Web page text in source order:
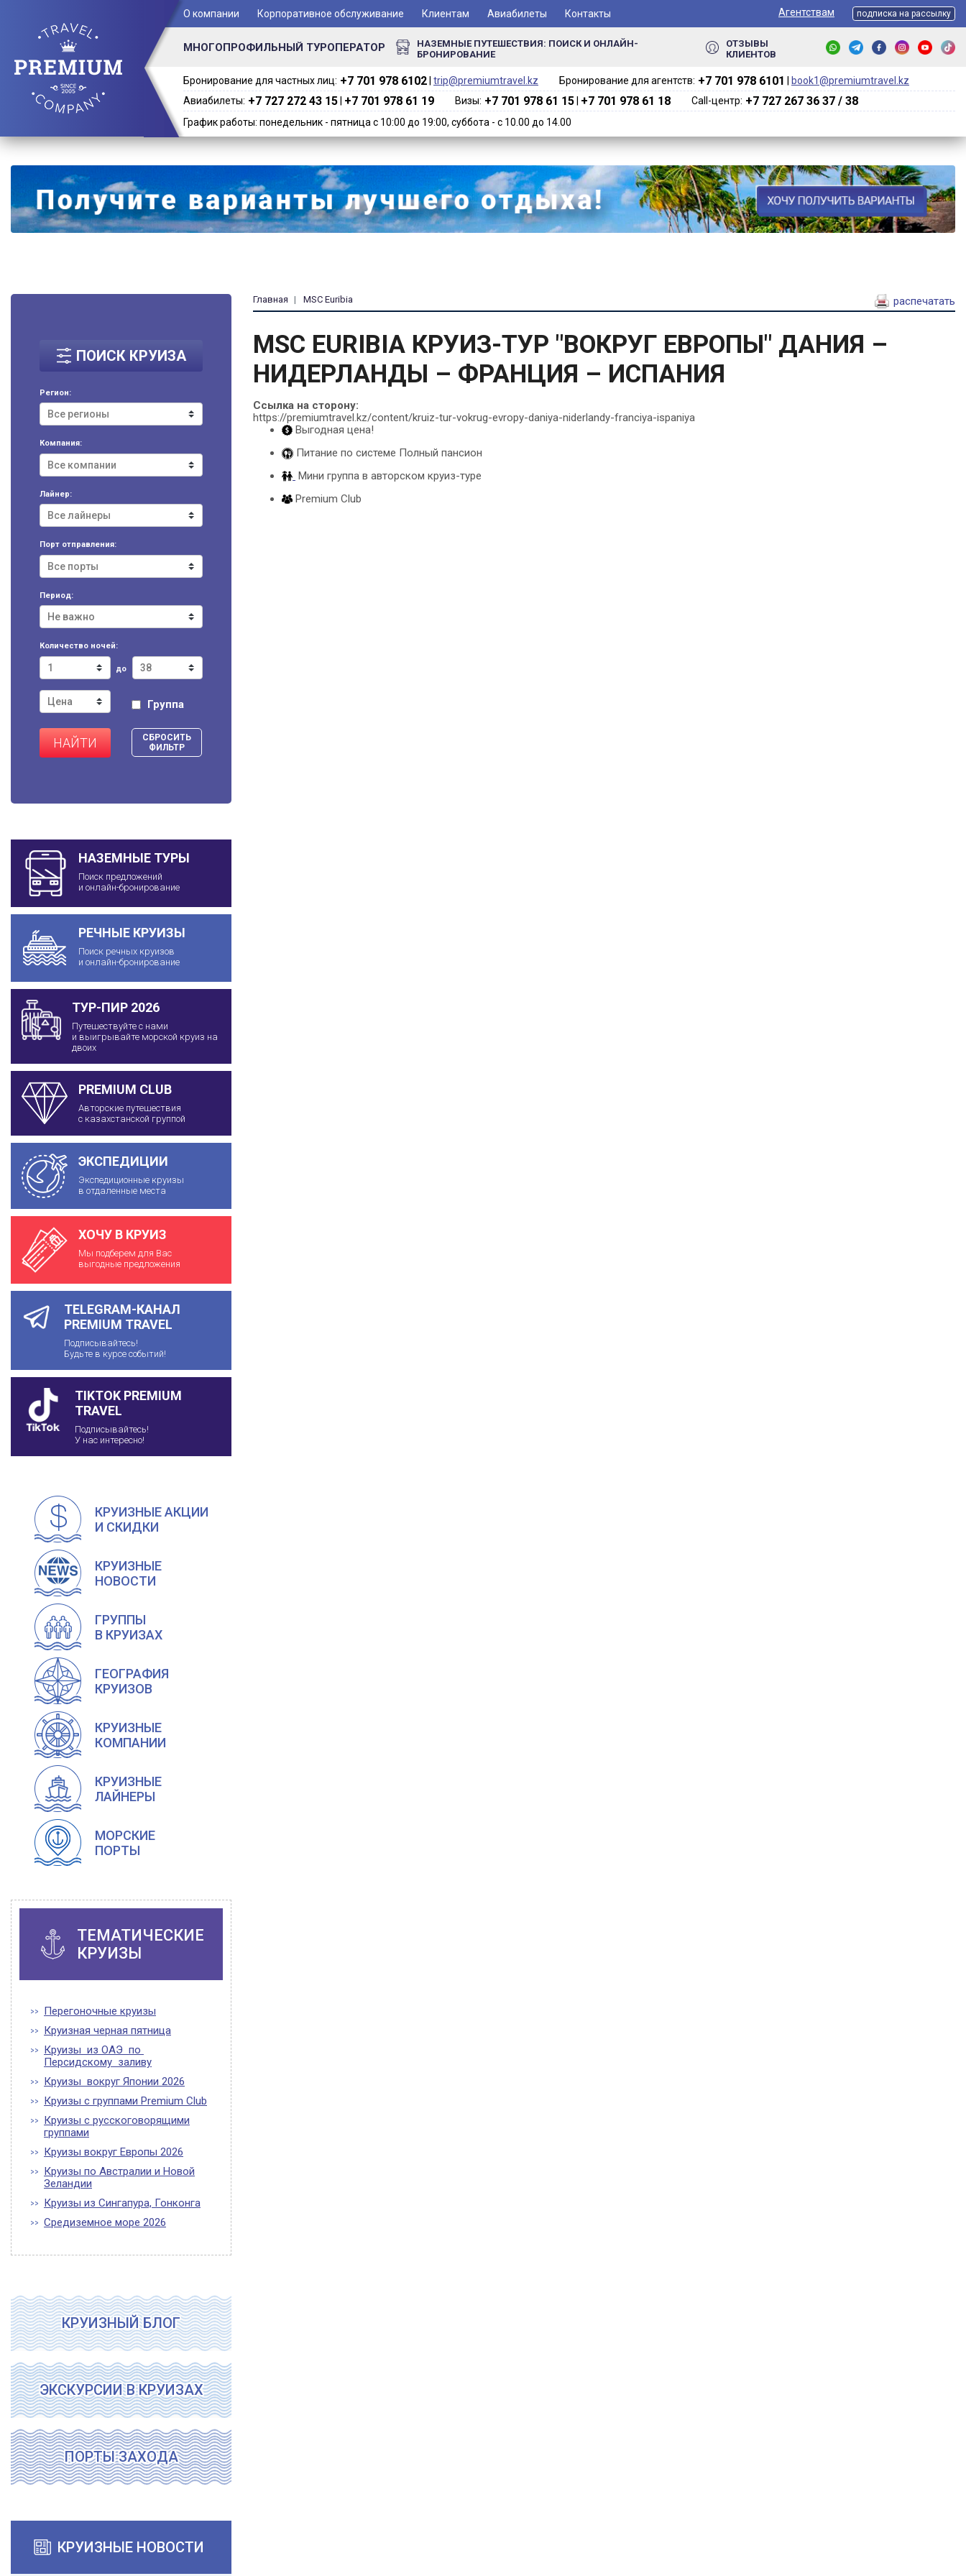
О компании Корпоративное обслуживание Клиентам Авиабилеты Контакты Агентствам подписка на рассылку
МНОГОПРОФИЛЬНЫЙ ТУРОПЕРАТОР
НАЗЕМНЫЕ ПУТЕШЕСТВИЯ: ПОИСК И ОНЛАЙН-
БРОНИРОВАНИЕ
ОТЗЫВЫ
КЛИЕНТОВ
Бронирование для частных лиц: +7 701 978 6102‬ trip@premiumtravel.kz Бронирование для агентств: +7 701 978 6101‬
book1@premiumtravel.kz
Авиабилеты: +7 727 272 43 15 +7 701 978 61 19 Визы: +7 701 978 61 15 +7 701 978 61 18 Call-центр: +7 727 267 36 37 / 38
График работы: понедельник - пятница с 10:00 до 19:00, суббота - с 10.00 до 14.00
ПОИСК КРУИЗА
Регион:
Компания:
Лайнер:
Порт отправления:
Период:
Количество ночей:
до
Группа
НАЙТИ
СБРОСИТЬ
ФИЛЬТР
НАЗЕМНЫЕ ТУРЫ
Поиск предложений
и онлайн-бронирование
РЕЧНЫЕ КРУИЗЫ
Поиск речных круизов
и онлайн-бронирование
ТУР-ПИР 2026
Путешествуйте с нами
и выигрывайте морской круиз на
двоих
PREMIUM CLUB
Авторские путешествия
с казахстанской группой
ЭКСПЕДИЦИИ
Экспедиционные круизы
в отдаленные места
ХОЧУ В КРУИЗ
Мы подберем для Вас
выгодные предложения
TELEGRAM-КАНАЛ
PREMIUM TRAVEL
Подписывайтесь!
Будьте в курсе событий!
TIKTOK PREMIUM
TRAVEL
Подписывайтесь!
У нас интересно!
КРУИЗНЫЕ АКЦИИ
И СКИДКИ
КРУИЗНЫЕ
НОВОСТИ
ГРУППЫ
В КРУИЗАХ
ГЕОГРАФИЯ
КРУИЗОВ
КРУИЗНЫЕ
КОМПАНИИ
КРУИЗНЫЕ
ЛАЙНЕРЫ
МОРСКИЕ
ПОРТЫ
ТЕМАТИЧЕСКИЕ
КРУИЗЫ
Перегоночные круизы
Круизная черная пятница
Круизы из ОАЭ по
Персидскому заливу
Круизы вокруг Японии 2026
Круизы с группами Premium Club
Круизы с русскоговорящими
группами
Круизы вокруг Европы 2026
Круизы по Австралии и Новой
Зеландии
Круизы из Сингапура, Гонконга
Средиземное море 2026
КРУИЗНЫЙ БЛОГ
ЭКСКУРСИИ В КРУИЗАХ
ПОРТЫ ЗАХОДА
КРУИЗНЫЕ НОВОСТИ
Главная MSC Euribia распечатать
MSC EURIBIA КРУИЗ-ТУР "ВОКРУГ ЕВРОПЫ" ДАНИЯ –
НИДЕРЛАНДЫ – ФРАНЦИЯ – ИСПАНИЯ
Ссылка на сторону:
https://premiumtravel.kz/content/kruiz-tur-vokrug-evropy-daniya-niderlandy-franciya-ispaniya
Выгодная цена!
Питание по системе Полный пансион
Мини группа в авторском круиз-туре
Premium Club